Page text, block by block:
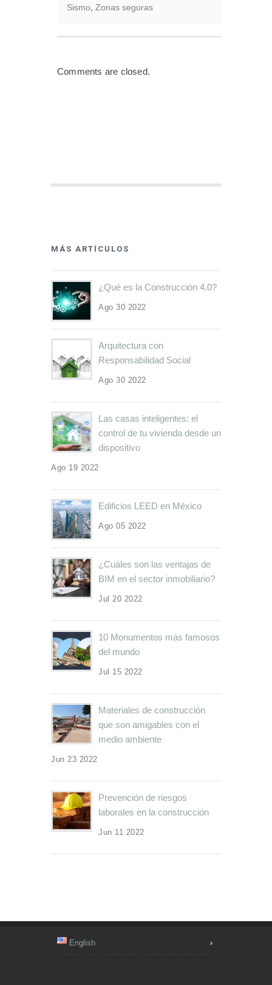
Sismo Zonas seguras
Comments are closed.
MÁS ARTÍCULOS
¿Qué es la Construcción 4.0?
Ago 30 2022
Arquitectura con
Responsabilidad Social
Ago 30 2022
Las casas inteligentes: el
control de tu vivienda desde un
dispositivo
Ago 19 2022
Edificios LEED en México
Ago 05 2022
¿Cuáles son las ventajas de
BIM en el sector inmobiliario?
Jul 20 2022
10 Monumentos más famosos
del mundo
Jul 15 2022
Materiales de construcción
que son amigables con el
medio ambiente
Jun 23 2022
Prevención de riesgos
laborales en la construcción
Jun 11 2022
English